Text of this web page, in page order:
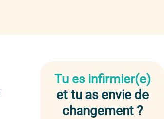
Tu es infirmier(e)
et tu as envie de
changement ?